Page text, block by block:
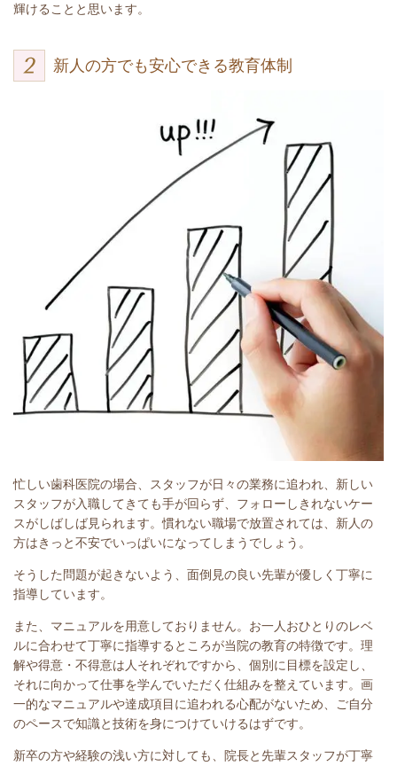
輝けることと思います。
新人の方でも安心できる教育体制
忙しい歯科医院の場合、スタッフが日々の業務に追われ、新しい
スタッフが入職してきても手が回らず、フォローしきれないケー
スがしばしば見られます。慣れない職場で放置されては、新人の
方はきっと不安でいっぱいになってしまうでしょう。
そうした問題が起きないよう、面倒見の良い先輩が優しく丁寧に
指導しています。
また、マニュアルを用意しておりません。お一人おひとりのレベ
ルに合わせて丁寧に指導するところが当院の教育の特徴です。理
解や得意・不得意は人それぞれですから、個別に目標を設定し、
それに向かって仕事を学んでいただく仕組みを整えています。画
一的なマニュアルや達成項目に追われる心配がないため、ご自分
のペースで知識と技術を身につけていけるはずです。
新卒の方や経験の浅い方に対しても、院長と先輩スタッフが丁寧